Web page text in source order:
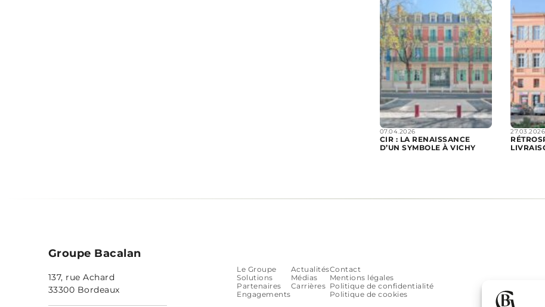
07.04.2026
CIR : LA RENAISSANCE
D’UN SYMBOLE À VICHY
27.03.2026
Groupe Bacalan
137, rue Achard
33300 Bordeaux
Le Groupe
Solutions
Partenaires
Engagements
Actualités
Médias
Carrières
Contact
Mentions légales
Politique de confidentialité
Politique de cookies